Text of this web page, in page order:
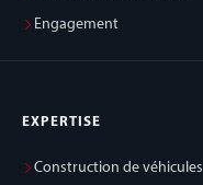
Engagement
EXPERTISE
Construction de véhicules